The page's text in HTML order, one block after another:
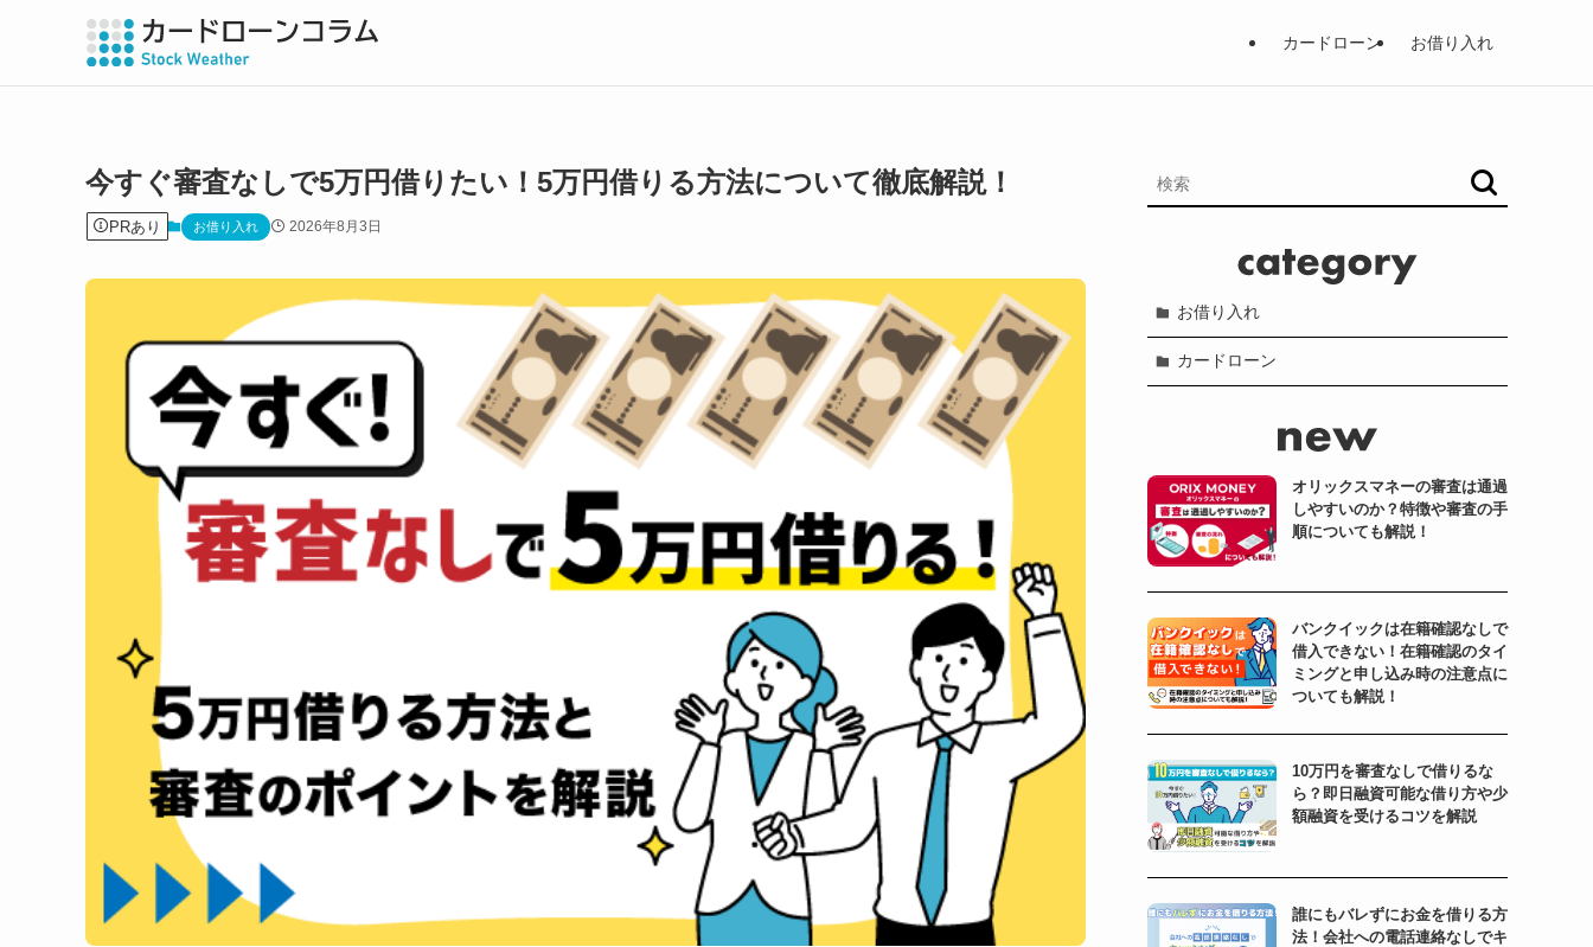
カードローン お借り入れ
今すぐ審査なしで5万円借りたい！5万円借りる方法について徹底解説！
PRあり お借り入れ 2026年8月3日
お借り入れ
カードローン
オリックスマネーの審査は通過
しやすいのか？特徴や審査の手
順についても解説！
バンクイックは在籍確認なしで
借入できない！在籍確認のタイ
ミングと申し込み時の注意点に
ついても解説！
10万円を審査なしで借りるな
ら？即日融資可能な借り方や少
額融資を受けるコツを解説
誰にもバレずにお金を借りる方
法！会社への電話連絡なしでキ